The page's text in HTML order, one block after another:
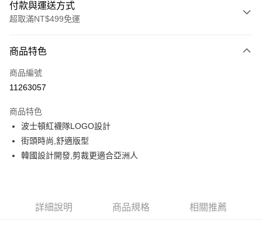
付款與運送方式
超取滿NT$499免運
信用卡一次付款
超商取貨付款
Apple Pay
街口支付
全家取貨付款<未取貨列黑名單/不支援離島取退>
商品特色
商品編號
11263057
商品特色
波士頓紅襪隊LOGO設計
街頭時尚,舒適版型
韓國設計開發,剪裁更適合亞洲人
詳細說明 商品規格 相關推薦